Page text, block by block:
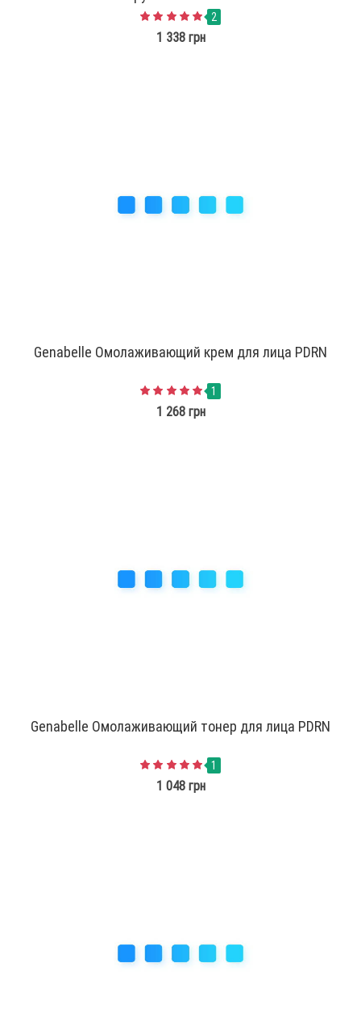
2
1 338 грн
Genabelle Омолаживающий крем для лица PDRN
1
1 268 грн
Genabelle Омолаживающий тонер для лица PDRN
1
1 048 грн